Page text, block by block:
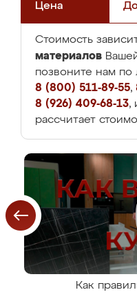
Цена
Стоимость
материалов
позвоните нам
8 (800) 511-89-55,
8 (926) 409-68-13,
рассчитает
Как